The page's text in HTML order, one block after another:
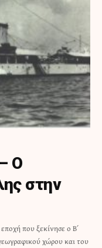
Ο
στην
που ξεκίνησε ο Β΄
χώρου και του